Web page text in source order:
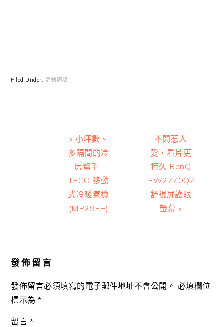
Filed Under: 活動體驗
Previous
Post:
« 小坪數、
多隔間的冷
房幫手-
TECO 移動
式冷暖氣機
(MP29FH)
Next
Post:
不閃惹人
愛，看片更
持久 BenQ
EW2770QZ
舒視屏護眼
螢幕 »
發佈留言
發佈留言必須填寫的電子郵件地址不會公開。 必填欄位
標示為*
留言 *